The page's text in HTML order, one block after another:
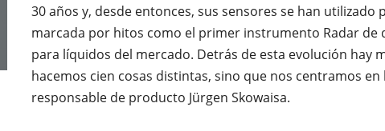
30 años y, desde entonces, sus sensores se han
marcada por hitos como el primer instrumento Radar de
para líquidos del mercado. Detrás de esta evolución hay
hacemos cien cosas distintas, sino que nos centramos
responsable de producto Jürgen Skowaisa.